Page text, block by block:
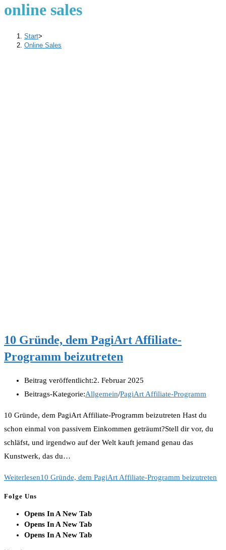
online sales
Start>
Online Sales
10 Gründe, dem PagiArt Affiliate-
Programm beizutreten
Beitrag veröffentlicht:2. Februar 2025
Beitrags-Kategorie:Allgemein/PagiArt Affiliate-Programm
10 Gründe, dem PagiArt Affiliate-Programm beizutreten Hast du
schon einmal von passivem Einkommen geträumt?Stell dir vor, du
schläfst, und irgendwo auf der Welt kauft jemand genau das
Kunstwerk, das du…
Weiterlesen10 Gründe, dem PagiArt Affiliate-Programm beizutreten
Folge Uns
Opens In A New Tab
Opens In A New Tab
Opens In A New Tab